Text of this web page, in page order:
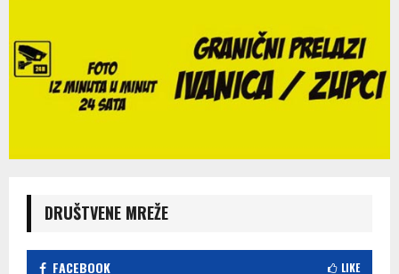
DRUŠTVENE MREŽE
FACEBOOK LIKE